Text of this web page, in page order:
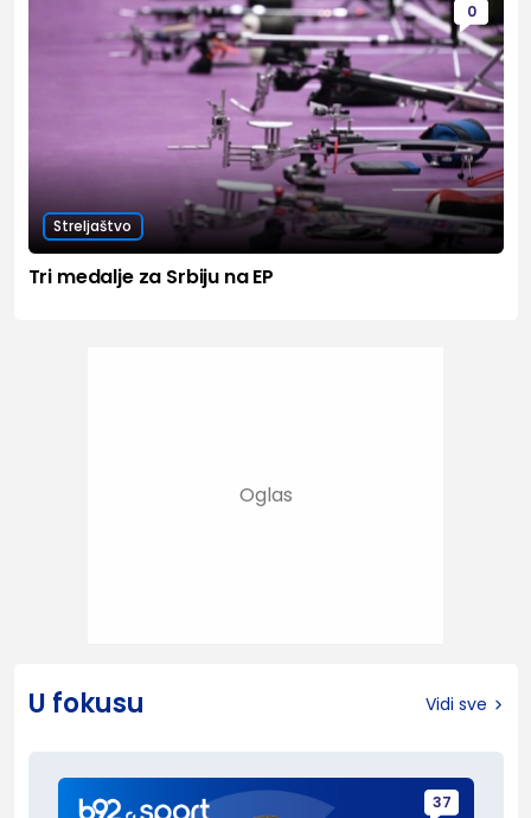
0
Streljaštvo
Tri medalje za Srbiju na EP
U fokusu Vidi sve
37